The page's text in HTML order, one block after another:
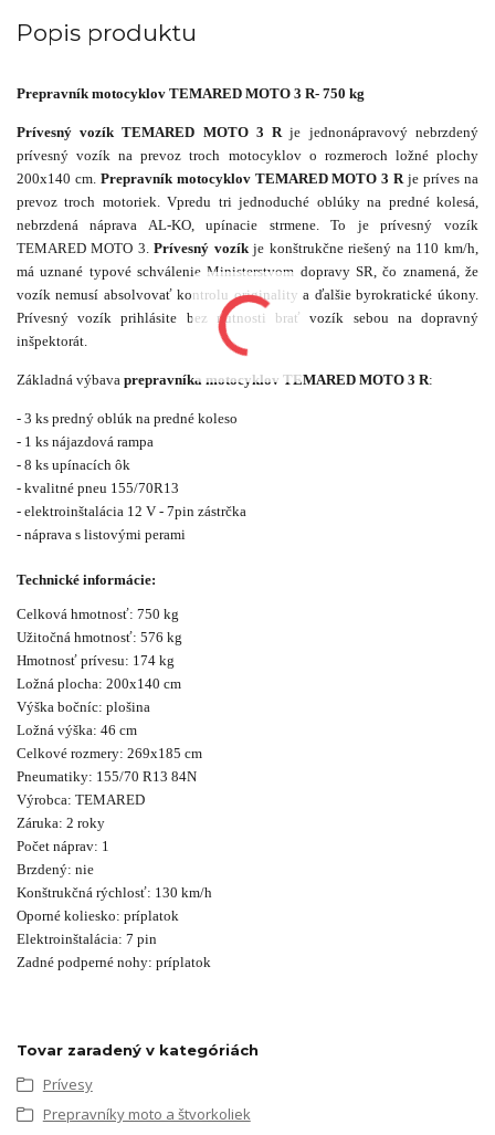
Popis produktu
Prepravník motocyklov TEMARED MOTO 3 R- 750 kg
Prívesný vozík TEMARED MOTO 3 Rje jednonápravový nebrzdený
prívesný vozík na prevoz troch motocyklov o rozmeroch ložné plochy
200x140 cm. Prepravník motocyklov TEMARED MOTO 3 R je príves na
prevoz troch motoriek. Vpredu tri jednoduché oblúky na predné kolesá,
nebrzdená náprava AL-KO, upínacie strmene. To je prívesný vozík
TEMARED MOTO 3.Prívesný vozíkje konštrukčne riešený na 110 km/h,
má uznané typové schválenie Ministerstvom dopravy SR, čo znamená, že
vozík nemusí absolvovať kontrolu originality a ďalšie byrokratické úkony.
Prívesný vozík prihlásite bez nutnosti brať vozík sebou na dopravný
inšpektorát.
Základná výbava prepravníka motocyklov TEMARED MOTO 3 R:
- 3 ks predný oblúk na predné koleso
- 1 ks nájazdová rampa
- 8 ks upínacích ôk
- kvalitné pneu 155/70R13
- elektroinštalácia 12 V - 7pin zástrčka
- náprava s listovými perami
Technické informácie:
Celková hmotnosť: 750 kg
Užitočná hmotnosť: 576 kg
Hmotnosť prívesu: 174 kg
Ložná plocha: 200x140 cm
Výška bočníc: plošina
Ložná výška: 46 cm
Celkové rozmery: 269x185 cm
Pneumatiky: 155/70 R13 84N
Výrobca: TEMARED
Záruka: 2 roky
Počet náprav: 1
Brzdený: nie
Konštrukčná rýchlosť: 130 km/h
Oporné koliesko: príplatok
Elektroinštalácia: 7 pin
Zadné podperné nohy: príplatok
Tovar zaradený v kategóriách
Prívesy
Prepravníky moto a štvorkoliek